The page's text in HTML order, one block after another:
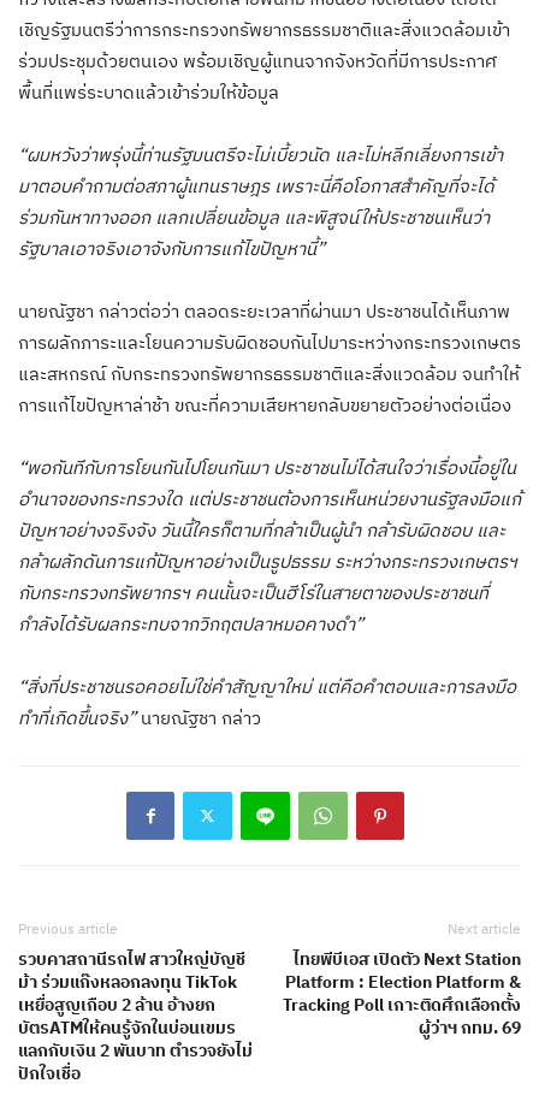
เชิญรัฐมนตรีว่าการกระทรวงทรัพยากรธรรมชาติและสิ่งแวดล้อมเข้า
ร่วมประชุมด้วยตนเอง พร้อมเชิญผู้แทนจากจังหวัดที่มีการประกาศ
พื้นที่แพร่ระบาดแล้วเข้าร่วมให้ข้อมูล
“ผมหวังว่าพรุ่งนี้ท่านรัฐมนตรีจะไม่เบี้ยวนัด และไม่หลีกเลี่ยงการเข้า
มาตอบคำถามต่อสภาผู้แทนราษฎร เพราะนี่คือโอกาสสำคัญที่จะได้
ร่วมกันหาทางออก แลกเปลี่ยนข้อมูล และพิสูจน์ให้ประชาชนเห็นว่า
รัฐบาลเอาจริงเอาจังกับการแก้ไขปัญหานี้”
นายณัฐชา กล่าวต่อว่า ตลอดระยะเวลาที่ผ่านมา ประชาชนได้เห็นภาพ
การผลักภาระและโยนความรับผิดชอบกันไปมาระหว่างกระทรวงเกษตร
และสหกรณ์ กับกระทรวงทรัพยากรธรรมชาติและสิ่งแวดล้อม จนทำให้
การแก้ไขปัญหาล่าช้า ขณะที่ความเสียหายกลับขยายตัวอย่างต่อเนื่อง
“พอกันทีกับการโยนกันไปโยนกันมา ประชาชนไม่ได้สนใจว่าเรื่องนี้อยู่ใน
อำนาจของกระทรวงใด แต่ประชาชนต้องการเห็นหน่วยงานรัฐลงมือแก้
ปัญหาอย่างจริงจัง วันนี้ใครก็ตามที่กล้าเป็นผู้นำ กล้ารับผิดชอบ และ
กล้าผลักดันการแก้ปัญหาอย่างเป็นรูปธรรม ระหว่างกระทรวงเกษตรฯ
กับกระทรวงทรัพยากรฯ คนนั้นจะเป็นฮีโร่ในสายตาของประชาชนที่
กำลังได้รับผลกระทบจากวิกฤตปลาหมอคางดำ”
“สิ่งที่ประชาชนรอคอยไม่ใช่คำสัญญาใหม่ แต่คือคำตอบและการลงมือ
ทำที่เกิดขึ้นจริง”นายณัฐชา กล่าว
Previous article
รวบคาสถานีรถไฟ สาวใหญ่บัญชี
ม้า ร่วมแก๊งหลอกลงทุน TikTok
เหยื่อสูญเกือบ 2 ล้าน อ้างยก
บัตรATMให้คนรู้จักในบ่อนเขมร
แลกกับเงิน 2 พันบาท ตำรวจยังไม่
ปักใจเชื่อ
Next article
ไทยพีบีเอส เปิดตัว Next Station
Platform : Election Platform &
Tracking Poll เกาะติดศึกเลือกตั้ง
ผู้ว่าฯ กทม. 69